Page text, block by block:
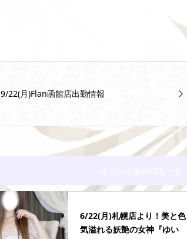
9/22(月)Flan函館店出勤情報
6/22(月)札幌店より！美と色
気溢れる妖艶の女神『ゆい